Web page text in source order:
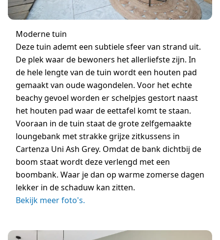
Moderne tuin
Deze tuin ademt een subtiele sfeer van strand uit.
De plek waar de bewoners het allerliefste zijn. In
de hele lengte van de tuin wordt een houten pad
gemaakt van oude wagondelen. Voor het echte
beachy gevoel worden er schelpjes gestort naast
het houten pad waar de eettafel komt te staan.
Vooraan in de tuin staat de grote zelfgemaakte
loungebank met strakke grijze zitkussens in
Cartenza Uni Ash Grey. Omdat de bank dichtbij de
boom staat wordt deze verlengd met een
boombank. Waar je dan op warme zomerse dagen
lekker in de schaduw kan zitten.
Bekijk meer foto's.